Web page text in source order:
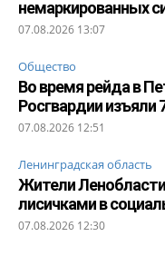
немаркированных
07.08.2026 13:07
Общество
Во время рейда в
Росгвардии
07.08.2026 12:51
Ленинградская область
Жители
лисичками в
07.08.2026 12:30